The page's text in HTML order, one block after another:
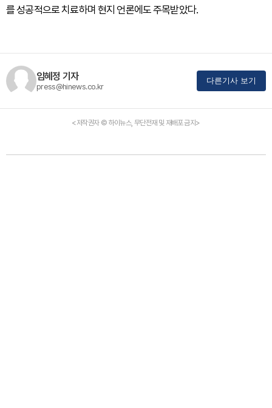
를 성공적으로 치료하며 현지 언론에도 주목받았다.
임혜정 기자
press@hinews.co.kr
다른기사 보기
<저작권자 © 하이뉴스, 무단전재 및 재배포 금지>